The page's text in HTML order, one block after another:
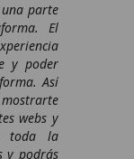
parte
El
y poder
Así
webs y
toda la
y podrás